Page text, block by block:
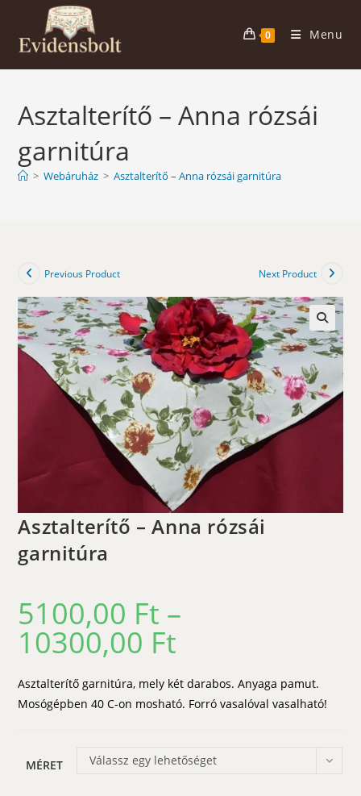
content
0 Menu
Asztalterítő – Anna rózsái
garnitúra
> Webáruház > Asztalterítő – Anna rózsái garnitúra
Previous Product Next Product
🔍
Asztalterítő – Anna rózsái
garnitúra
5100,00 Ft –
10300,00 Ft
Asztalterítő garnitúra, mely két darabos. Anyaga pamut.
Mosógépben 40 C-on mosható. Forró vasalóval vasalható!
MÉRET Válassz egy lehetőséget